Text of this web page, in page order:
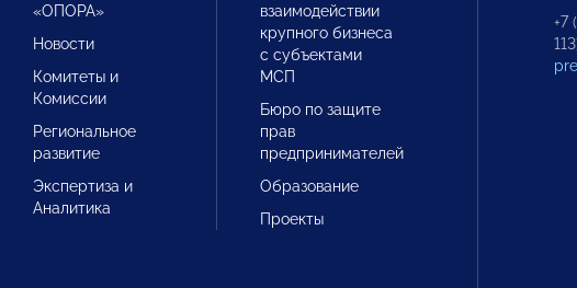
«ОПОРА»
Новости
Комитеты и
Комиссии
Региональное
развитие
Экспертиза и
Аналитика
взаимодействии
крупного бизнеса
с субъектами
МСП
Бюро по защите
прав
предпринимателей
Образование
Проекты
+7